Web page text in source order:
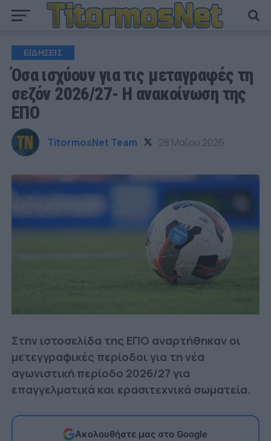
ΕΙΔΗΣΕΙΣ
Όσα ισχύουν για τις μεταγραφές τη
σεζόν 2026/27- Η ανακοίνωση της
ΕΠΟ
TitormosNet Team 28 Μαΐου 2026
Στην ιστοσελίδα της ΕΠΟ αναρτήθηκαν οι
μετεγγραφικές περίοδοι για τη νέα
αγωνιστική περίοδο 2026/27 για
επαγγελματικά και ερασιτεχνικά σωματεία.
Ακολουθήστε μας στο Google